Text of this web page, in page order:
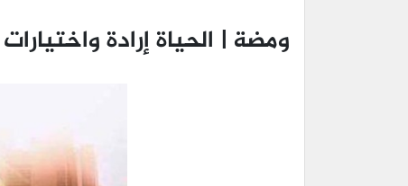
ومضة | الحياة إرادة واختيارات